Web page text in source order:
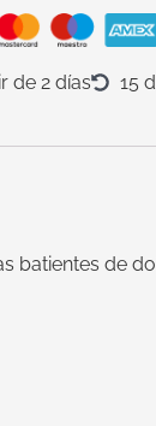
de 2 días
15
batientes de